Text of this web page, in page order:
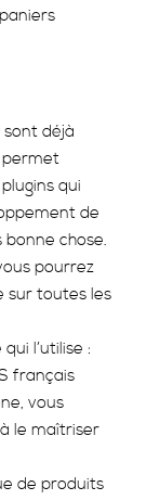
déjà
permet
qui
de
chose.
pourrez
sur toutes les
l’utilise :
français
vous
le maîtriser
de produits